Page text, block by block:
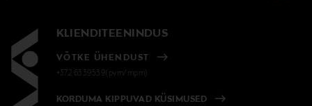
KLIENDITEENINDUS
VÕTKE ÜHENDUST
+372 6339539(pvm/mpm)
KORDUMA KIPPUVAD KÜSIMUSED